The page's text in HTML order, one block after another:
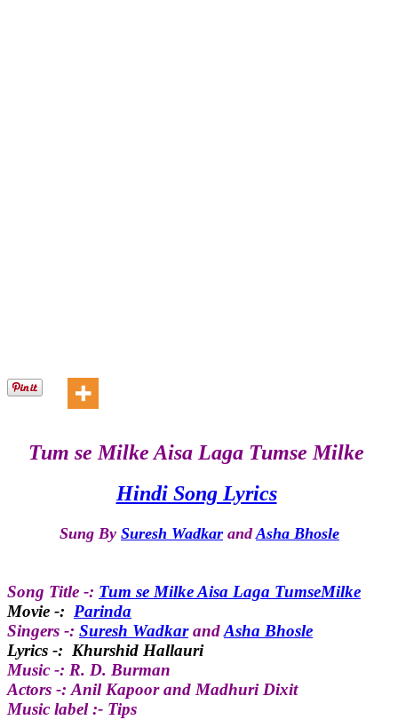
Tum se Milke Aisa Laga Tumse Milke
Hindi Song Lyrics
Sung By Suresh Wadkar andAsha Bhosle
Song Title -: Tum se Milke Aisa Laga TumseMilke
Movie -: Parinda
Singers -: Suresh WadkarandAsha Bhosle
Lyrics -: Khurshid Hallauri
Music -: R. D. Burman
Actors -: Anil Kapoor and Madhuri Dixit
Music label :- Tips